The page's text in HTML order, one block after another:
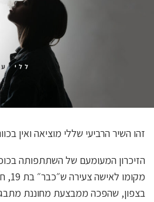
זהו השיר הרביעי שללי מוציאה ואין
בצפון, שהפכה ממבצעת מחוננת